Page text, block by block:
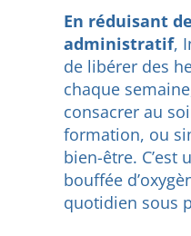
En réduisant
administratif,
de libérer des
chaque
consacrer au
formation, ou
bien-être. C’est
bouffée
quotidien sous